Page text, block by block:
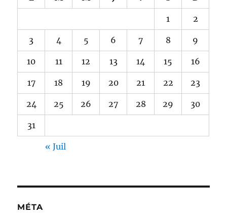
1 2
3 4 5 6 7 8 9
10 11 12 13 14 15 16
17 18 19 20 21 22 23
24 25 26 27 28 29 30
31
« Juil
MÉTA